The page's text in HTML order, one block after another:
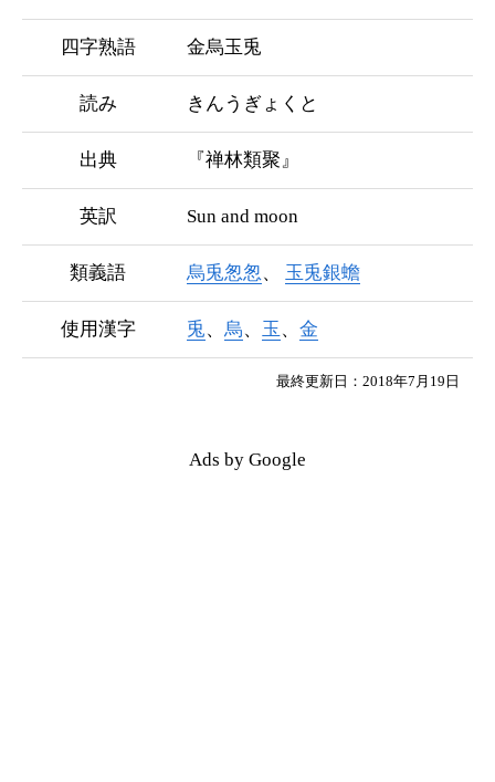
四字熟語 金烏玉兎
読み きんうぎょくと
出典 『禅林類聚』
英訳 Sun and moon
類義語 烏兎怱怱 玉兎銀蟾
使用漢字 兎、 烏、 玉 、 金
最終更新日：2018年7月19日
Ads by Google